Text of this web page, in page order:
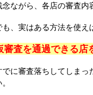
念ながら、各店の審査内
も、実はある方法を使え
審査を通過できる店
でに審査落ちしてしまっ